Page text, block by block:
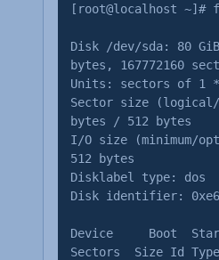
[root@localhost ~]#
Disk /dev/sda: 80
bytes, 167772160
Units: sectors of 1 *
Sector size
bytes / 512 bytes
I/O size (minimum/
512 bytes
Disklabel type: dos
Disk identifier:
Device Boot
Sectors Size Id Type